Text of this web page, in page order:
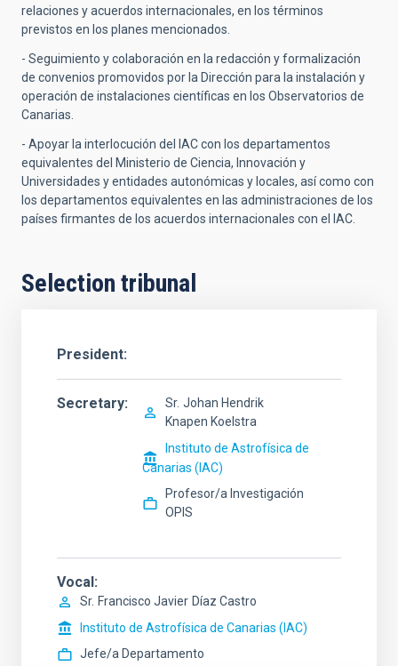
relaciones y acuerdos internacionales, en los términos
previstos en los planes mencionados.
- Seguimiento y colaboración en la redacción y formalización
de convenios promovidos por la Dirección para la instalación y
operación de instalaciones científicas en los Observatorios de
Canarias.
- Apoyar la interlocución del IAC con los departamentos
equivalentes del Ministerio de Ciencia, Innovación y
Universidades y entidades autonómicas y locales, así como con
los departamentos equivalentes en las administraciones de los
países firmantes de los acuerdos internacionales con el IAC.
Selection tribunal
President
Secretary Sr. Johan Hendrik
Knapen Koelstra
Instituto de Astrofísica de
Canarias (IAC)
Profesor/a Investigación
OPIS
Vocal
Sr. Francisco Javier Díaz Castro
Instituto de Astrofísica de Canarias (IAC)
Jefe/a Departamento